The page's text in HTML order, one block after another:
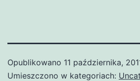
Opublikowano 11 października,
Umieszczono w kategoriach: